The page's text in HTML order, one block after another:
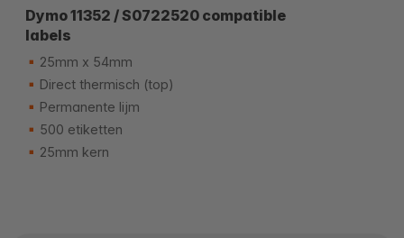
Dymo 11352 / S0722520 compatible
labels
25mm x 54mm
Direct thermisch (top)
Permanente lijm
500 etiketten
25mm kern